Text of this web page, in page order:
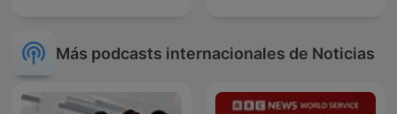
Más podcasts internacionales de Noticias